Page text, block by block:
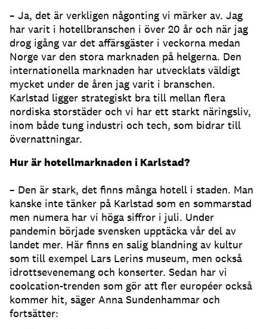
– Ja, det är verkligen någonting vi märker av. Jag
har varit i hotellbranschen i över 20 år och när jag
drog igång var det affärsgäster i veckorna medan
Norge var den stora marknaden på helgerna. Den
internationella marknaden har utvecklats väldigt
mycket under de åren jag varit i branschen.
Karlstad ligger strategiskt bra till mellan flera
nordiska storstäder och vi har ett starkt näringsliv,
inom både tung industri och tech, som bidrar till
övernattningar.
Hur är hotellmarknaden i Karlstad?
– Den är stark, det finns många hotell i staden. Man
kanske inte tänker på Karlstad som en sommarstad
men numera har vi höga siffror i juli. Under
pandemin började svensken upptäcka vår del av
landet mer. Här finns en salig blandning av kultur
som till exempel Lars Lerins museum, men också
idrottsevenemang och konserter. Sedan har vi
coolcation-trenden som gör att fler européer också
kommer hit, säger Anna Sundenhammar och
fortsätter: